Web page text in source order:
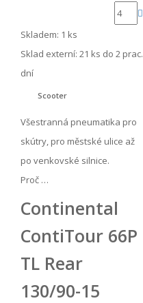
Skladem: 1 ks
Sklad externí: 21 ks do 2 prac.
dní
Scooter
Všestranná pneumatika pro
skútry, pro městské ulice až
po venkovské silnice.
Proč …
Continental
ContiTour 66P
TL Rear
130/90-15